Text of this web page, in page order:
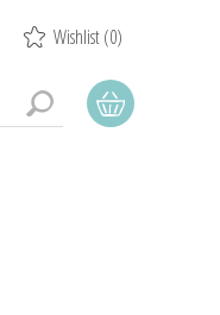
Wishlist(0)